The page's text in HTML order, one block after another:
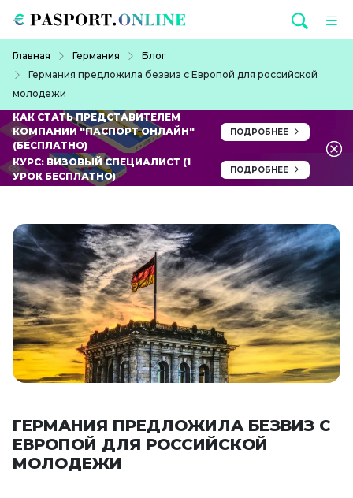
Главная Германия
Блог
Германия предложила безвиз с Европой для российской
молодежи
КАК СТАТЬ ПРЕДСТАВИТЕЛЕМ
КОМПАНИИ "ПАСПОРТ ОНЛАЙН"
(БЕСПЛАТНО)
ПОДРОБНЕЕ
КУРС: ВИЗОВЫЙ СПЕЦИАЛИСТ (1
УРОК БЕСПЛАТНО)
ПОДРОБНЕЕ
ГЕРМАНИЯ ПРЕДЛОЖИЛА БЕЗВИЗ С
ЕВРОПОЙ ДЛЯ РОССИЙСКОЙ
МОЛОДЕЖИ